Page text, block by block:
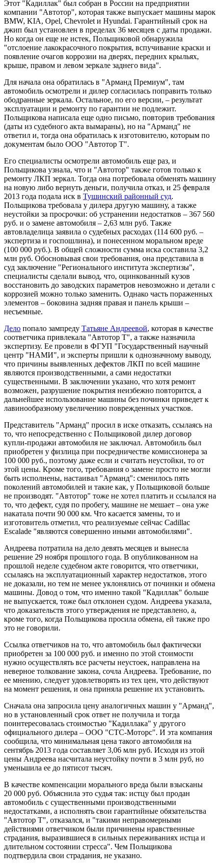
Этот "Кадиллак" был собран в России на предприятии
компании "Автотор", которая также выпускает машины марок
BMW, KIA, Opel, Chevrolet и Hyundai. Гарантийный срок на
джип был установлен в пределах 36 месяцев с даты продажи.
Но когда он еще не истек, Польщиковой обнаружила
"отслоение лакокрасочного покрытия, вспучивание краски и
появление очагов коррозии на дверях, передних крыльях,
крыше, правом и левом зеркале заднего вида".
Для начала она обратилась в "Арманд Премиум", там
автомобиль осмотрели и дилер согласилась поправить только
ободранные зеркала. Остальное, по его версии, – результат
эксплуатации и ремонту по гарантии не подлежит.
Польщикова написала еще одно письмо, повторив требования
(даты из судебного акта вымараны), но на "Арманд" не
ответил и, тогда она обратилась к изготовителю, которым по
документам было ООО "Автотор Т".
Его специалисты осмотрели автомобиль еще раз, и
Польщикова узнала, что и "Автотор" также готов только к
ремонту ЛКП зеркал. Тогда она потребовала обменять машину
на новую либо вернуть деньги, получила отказ, и 25 февраля
2013 года подала иск в Тушинский районный суд.
Польщикова требовала у дилера другую машину, а также
неустойки за просрочки: об устранении недостатков – 367 560
руб. и о замене автомобиля – 2,63 млн руб. Также
автовладелица заявила о судебных расходах (114 600 руб. –
экспертиза и госпошлина), и понесенном моральном вреде
(100 000 руб.). В общей сложности сумма иска составила 3,2
млн руб. Обосновывая свои требования, она представила в
суд заключение "Регионального института экспертизы",
специалисты сделали вывод, что, оцинкованный кузов
восстановить до заводских параметров невозможно и детали с
коррозией можно только заменить. Однако часть пораженных
элементов – боковина задняя правая и панель крыши –
несъемные.
Дело попало зампреду Татьяне Андреевой, которая в качестве
соответчика привлекала "Автотор Т", а также назначила
экспертизу. Ее провели в ФГУП "Государственный научный
центр "НАМИ", и эксперты пришли к однозначному выводу,
что причины выявленных дефектов ЛКП по всей машине
являются производственными, а сами недостатки
существенными. В заключении указано, что хотя ремонт
возможен, разрушение покрытия неизбежно повторится, а
дальнейшее использование машины без починки приведет к
лавинообразному увеличению поврежденных участков.
Представитель "Арманд" просил в иске отказать, ссылаясь на
то, что непосредственно с Польщиковой дилер договор
купли-продажи автомобиля не заключал. Автомобиль был
приобретен у физлица при посредничестве комиссионера за
100 000 руб., поэтому даже если и считать неустойки, то от
этой цены. Кроме того, требования о замене просто не могли
быть исполнены, настаивал "Арманд": сменилось пять
поколений автомобилей и такие как, у Польщиковой больше
не производят. "Автотор" тоже не хотел платить и ссылался на
то, что дефект, судя по пробегу, машине не мешает – она уже
накатала почти 90 000 км. Что касается замены, то и
изготовитель отметил, что реализуемые сейчас Cadillac
Escalade "являются совершенно иными автомобилями".
Андреева потратила на дело девять месяцев и вынесла
решение 29 ноября прошлого года. В опубликованном на
прошлой неделе судебном акте говорится, что ответчики,
ссылаясь на эксплуатационный характер недостатков, этого
не доказали, но тем не менее уклонялись от починки и обмена
машины. Довод о том, что именно такой "Кадиллак" больше
не выпускается, тоже был отклонен судом. Андреева указала,
что доказательств этого утверждения не представлено, а,
кроме того, когда Польщикова просила обмена, ей также про
это не говорили.
Ссылка ответчиков на то, что автомобиль был фактически
приобретен за 100 000 руб. и именно по этой стоимости
нужно осуществлять все расчеты неустоек, направлена на
неверное толкование закона, сочла Андреева. Требование, по
ее мнению, следует удовлетворять из тех цен, что действуют
на момент решения, и она приняла решение их установить.
Сначала она запросила цену аналогичных машин у "Арманд",
но в установленный срок ответ не получила и тогда
поинтересовалась стоимостью "Кадиллака" у другого
официального дилера – ООО "СТС-Моторс". И эта компания
сообщила, что минимальная цена такого автомобиля на
сентябрь 2013 года составляет 3,06 млн руб. Исходя из этой
цены Андреева насчитала неустойку почти в 3 млн руб, но
уменьшила ее до пятисот тысяч.
В качестве компенсации морального вреда были взысканы
20 000 руб. Объяснила это судья так: истцу был продан
автомобиль с существенными производственными
недостатками, а исполнять свои гарантийные обязательства
"Автотор Т", отказался, и "такими неправомерными
действиями ответчиком были причинены нравственные
страдания, выразившиеся в сильных переживаниях истца и
длительном состоянии стресса". Чем Польщикова
подтвердила свои страдания, не указано.